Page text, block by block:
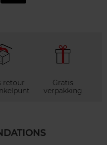
retour
Gratis
verpakking